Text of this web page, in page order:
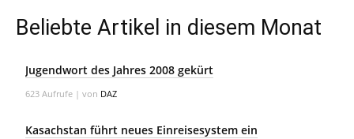
Beliebte Artikel in diesem Monat
Jugendwort des Jahres 2008 gekürt
623 Aufrufe | von DAZ
Kasachstan führt neues Einreisesystem ein